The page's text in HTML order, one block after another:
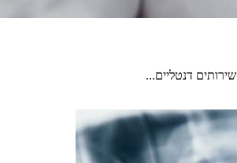
דנטליים...